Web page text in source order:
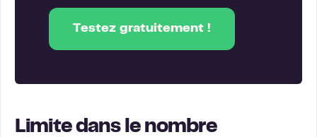
Testez gratuitement !
Limite dans le nombre